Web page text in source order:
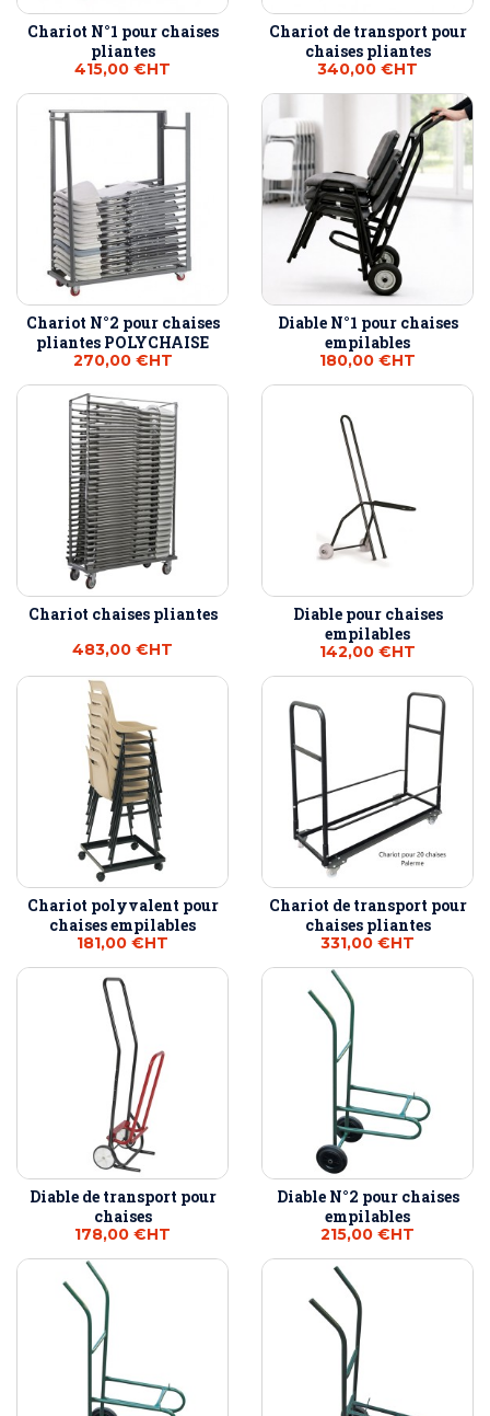
Chariot N°1 pour chaises
pliantes
415,00 €HT
Chariot de transport pour
chaises pliantes
340,00 €HT
Chariot N°2 pour chaises
pliantes POLYCHAISE
270,00 €HT
Diable N°1 pour chaises
empilables
180,00 €HT
Chariot chaises pliantes
483,00 €HT
Diable pour chaises
empilables
142,00 €HT
Chariot polyvalent pour
chaises empilables
181,00 €HT
Chariot de transport pour
chaises pliantes
331,00 €HT
Diable de transport pour
chaises
178,00 €HT
Diable N°2 pour chaises
empilables
215,00 €HT